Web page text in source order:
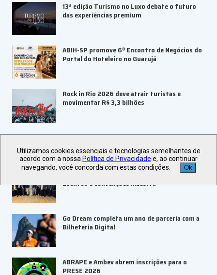
13ª edição Turismo no Luxo debate o futuro
das experiências premium
ABIH-SP promove 6º Encontro de Negócios do
Portal do Hoteleiro no Guarujá
Rock in Rio 2026 deve atrair turistas e
movimentar R$ 3,3 bilhões
+ Notícias
Recanto Cataratas inaugura Centro de
Eventos e Convenções Maestra
Go Dream completa um ano de parceria com a
Bilheteria Digital
ABRAPE e Ambev abrem inscrições para o
PRESE 2026
Utilizamos cookies essenciais e tecnologias semelhantes de
acordo com a nossa Política de Privacidade e, ao continuar
navegando, você concorda com estas condições.
Ok